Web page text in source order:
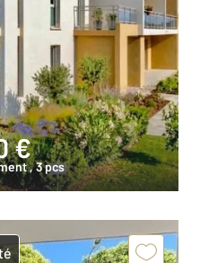
€
, 3 pcs